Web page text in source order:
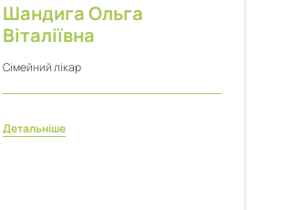
Шандига Ольга
Віталіївна
Сімейний лікар
Детальніше